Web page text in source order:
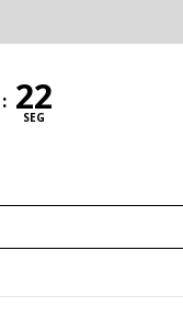
:
SEG